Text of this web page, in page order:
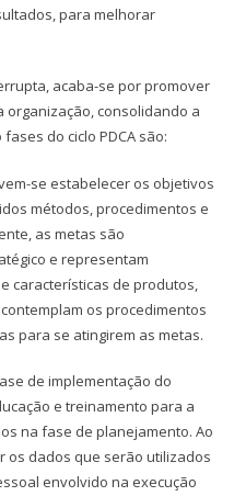
para melhorar
acaba-se por promover
organização, consolidando a
do ciclo PDCA são:
se estabelecer os objetivos
métodos, procedimentos e
as metas são
e representam
características de produtos,
os procedimentos
para se atingirem as metas.
de implementação do
e treinamento para a
na fase de planejamento. Ao
os dados que serão utilizados
envolvido na execução